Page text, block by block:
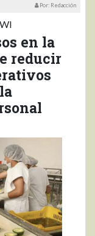
Por: Redacción
en la
reducir